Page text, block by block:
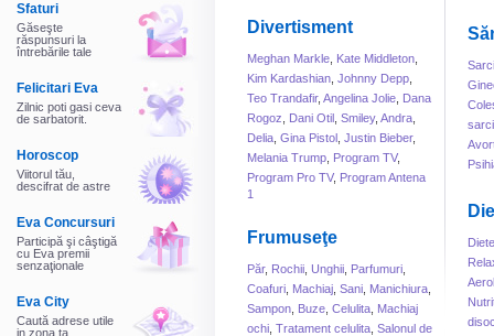
Sfaturi
Găseşte
răspunsuri la
întrebările tale
Felicitari Eva
Zilnic poti gasi ceva
de sarbatorit.
Horoscop
Viitorul tău,
descifrat de astre
Eva Concursuri
Participă şi câştigă
cu Eva premii
senzaţionale
Eva City
Caută adrese utile
in zona ta
Divertisment
Meghan Markle Kate Middleton
Kim Kardashian Johnny Depp
Teo Trandafir, Angelina Jolie Dana
Rogoz
Dani Otil Smiley, Andra
Delia Gina Pistol Justin Bieber,
Melania Trump Program TV,
Program Pro TV, Program Antena
1
Frumuseţe
Păr, Rochii Unghii Parfumuri
Coafuri Machiaj Sani Manichiura
Sampon Buze Celulita Machiaj
ochi Tratament celulita Salonul de
Diete